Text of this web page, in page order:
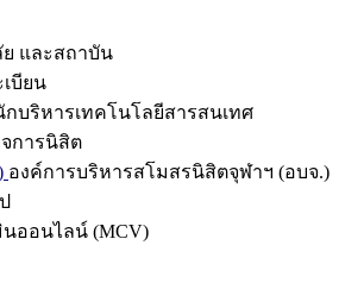
และสถาบัน
บียน
กบริหารเทคโนโลยีสารสนเทศ
การนิสิต
องค์การบริหารสโมสรนิสิตจุฬาฯ (อบจ.)
นออนไลน์ (MCV)